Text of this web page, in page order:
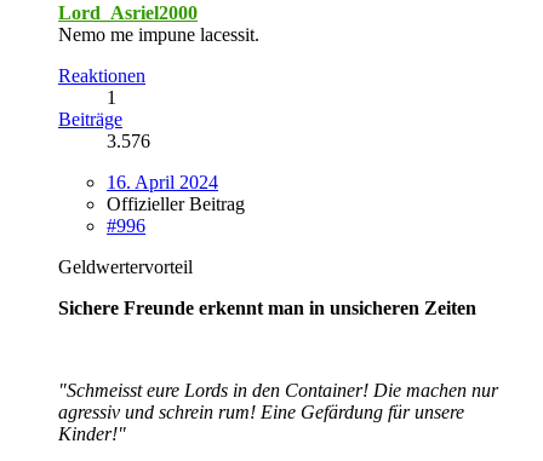
Lord_Asriel2000
Nemo me impune lacessit.
Reaktionen
1
Beiträge
3.576
16. April 2024
Offizieller Beitrag
#996
Geldwertervorteil
Sichere Freunde erkennt man in unsicheren Zeiten
"Schmeisst eure Lords in den Container! Die machen nur
agressiv und schrein rum! Eine Gefärdung für unsere
Kinder!"